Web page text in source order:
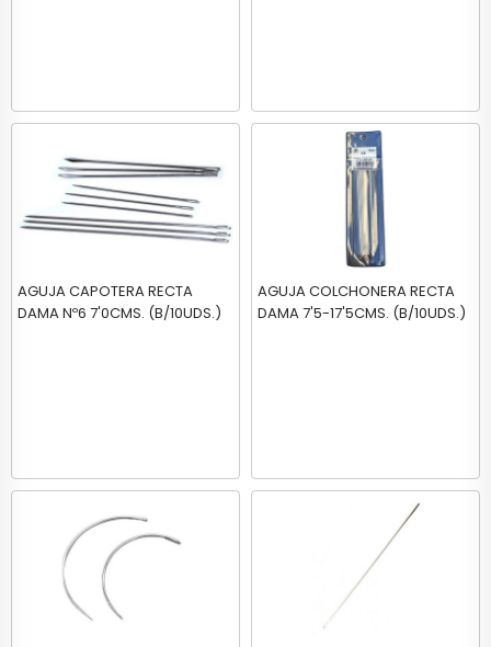
AGUJA CAPOTERA RECTA
DAMA Nº6 7'0CMS. (B/10UDS.)
AGUJA COLCHONERA RECTA
DAMA 7'5-17'5CMS. (B/10UDS.)